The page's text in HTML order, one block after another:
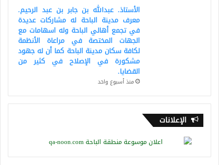
الأستاذ. عبدالله بن جابر بن عبد الرحيم.
معرف مدينة الباحة له مشاركات عديدة
في تجمع أهالي الباحة وله اسهامات مع
الجهات المختصة في مراعاة الأنظمة
لكافة سكان مدينة الباحة كما أن له جهود
مشكورة في الإصلاح في كثير من
القضايا.
منذ أسبوع واحد
الإعلانات